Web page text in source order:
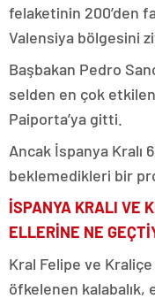
felaketinin 200’den
Valensiya bölgesini
Başbakan Pedro
selden en çok
Paiporta’ya gitti.
Ancak İspanya Kralı
beklemedikleri bir
İSPANYA KRALI VE
ELLERİNE NE
Kral Felipe ve
öfkelenen kalabalık,